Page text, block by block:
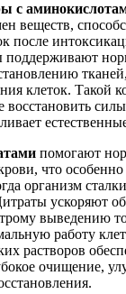
с
веществ,
после
клеток. Такой
восстановить
помогают
что
организм
ускоряют
выведению
работу
растворов
очищение,